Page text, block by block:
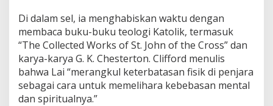
Di dalam sel, ia menghabiskan waktu dengan
membaca buku-buku teologi Katolik, termasuk
“The Collected Works of St. John of the Cross” dan
karya-karya G. K. Chesterton. Clifford menulis
bahwa Lai “merangkul keterbatasan fisik di penjara
sebagai cara untuk memelihara kebebasan mental
dan spiritualnya.”